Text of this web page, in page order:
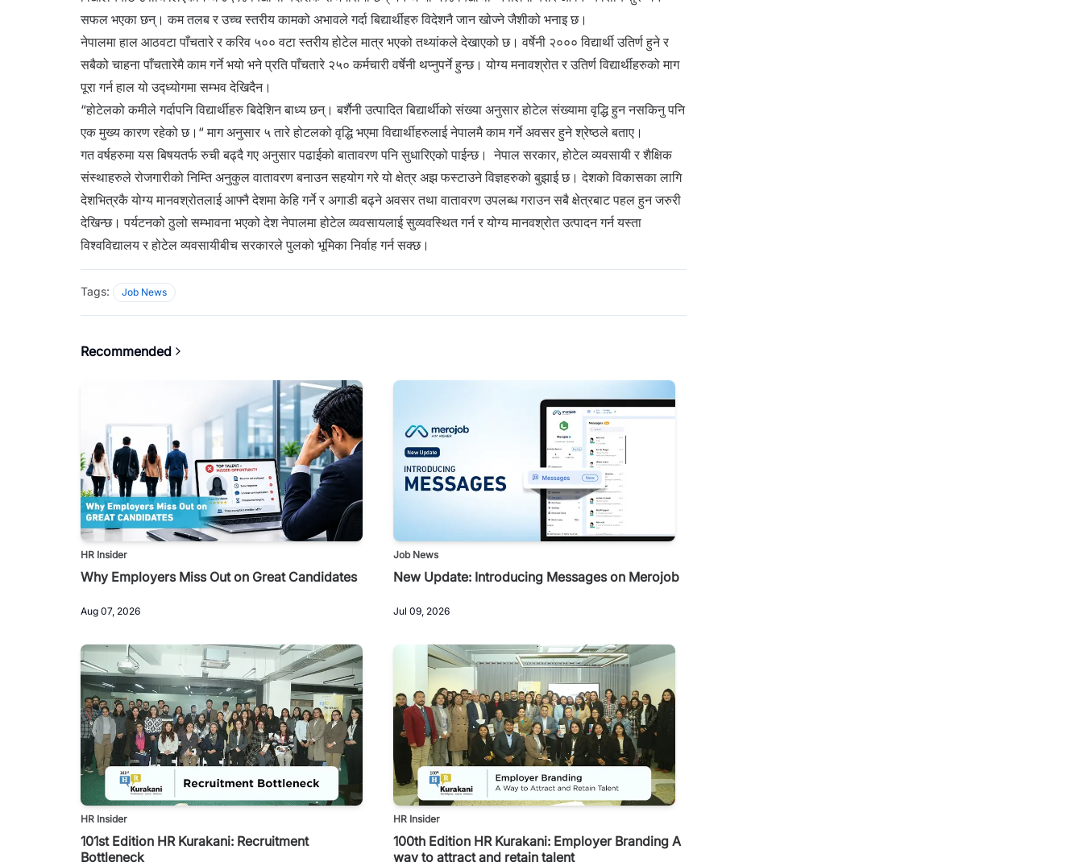
सफल भएका छन्। कम तलब र उच्च स्तरीय कामको अभावले गर्दा बिद्यार्थीहरु विदेशनै जान खोज्ने जैशीको भनाइ छ।
नेपालमा हाल आठवटा पाँचतारे र करिव ५०० वटा स्तरीय होटेल मात्र भएको तथ्यांकले देखाएको छ। वर्षेनी २००० विद्यार्थी उतिर्ण हुने र
सबैको चाहना पाँचतारेमै काम गर्ने भयो भने प्रति पाँचतारे २५० कर्मचारी वर्षेनी थप्नुपर्ने हुन्छ। योग्य मनावश्रोत र उतिर्ण विद्यार्थीहरुको माग
पूरा गर्न हाल यो उद्ध्योगमा सम्भव देखिदैन।
“होटेलको कमीले गर्दापनि विद्यार्थीहरु बिदेशिन बाध्य छन्। बर्शैनी उत्पादित बिद्यार्थीको संख्या अनुसार होटेल संख्यामा वृद्धि हुन नसकिनु पनि
एक मुख्य कारण रहेको छ।“ माग अनुसार ५ तारे होटलको वृद्धि भएमा विद्यार्थीहरुलाई नेपालमै काम गर्ने अवसर हुने श्रेष्ठले बताए।
गत वर्षहरुमा यस बिषयतर्फ रुची बढ्दै गए अनुसार पढाईको बातावरण पनि सुधारिएको पाईन्छ। नेपाल सरकार, होटेल व्यवसायी र शैक्षिक
संस्थाहरुले रोजगारीको निम्ति अनुकुल वातावरण बनाउन सहयोग गरे यो क्षेत्र अझ फस्टाउने विज्ञहरुको बुझाई छ। देशको विकासका लागि
देशभित्रकै योग्य मानवश्रोतलाई आफ्नै देशमा केहि गर्ने र अगाडी बढ्ने अवसर तथा वातावरण उपलब्ध गराउन सबै क्षेत्रबाट पहल हुन जरुरी
देखिन्छ। पर्यटनको ठुलो सम्भावना भएको देश नेपालमा होटेल व्यवसायलाई सुव्यवस्थित गर्न र योग्य मानवश्रोत उत्पादन गर्न यस्ता
विश्वविद्यालय र होटेल व्यवसायीबीच सरकारले पुलको भूमिका निर्वाह गर्न सक्छ।
Tags: Job News
Recommended
HR Insider
Why Employers Miss Out on Great Candidates
Aug 07, 2026
Job News
New Update: Introducing Messages on Merojob
Jul 09, 2026
HR Insider
101st Edition HR Kurakani: Recruitment
Bottleneck
HR Insider
100th Edition HR Kurakani: Employer Branding A
way to attract and retain talent